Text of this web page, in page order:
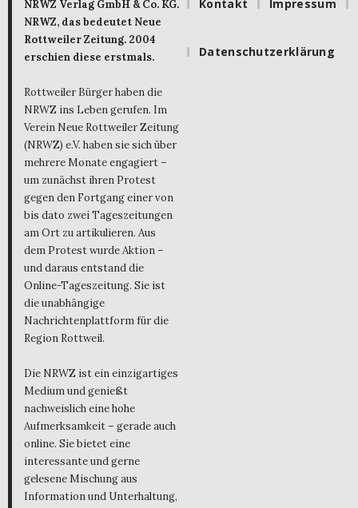
NRWZ Verlag GmbH & Co. KG.
NRWZ, das bedeutet Neue
Rottweiler Zeitung. 2004
erschien diese erstmals.
Rottweiler Bürger haben die
NRWZ ins Leben gerufen. Im
Verein Neue Rottweiler Zeitung
(NRWZ) e.V. haben sie sich über
mehrere Monate engagiert –
um zunächst ihren Protest
gegen den Fortgang einer von
bis dato zwei Tageszeitungen
am Ort zu artikulieren. Aus
dem Protest wurde Aktion –
und daraus entstand die
Online-Tageszeitung. Sie ist
die unabhängige
Nachrichtenplattform für die
Region Rottweil.
Die NRWZ ist ein einzigartiges
Medium und genießt
nachweislich eine hohe
Aufmerksamkeit – gerade auch
online. Sie bietet eine
interessante und gerne
gelesene Mischung aus
Information und Unterhaltung,
Kontakt Impressum
Datenschutzerklärung